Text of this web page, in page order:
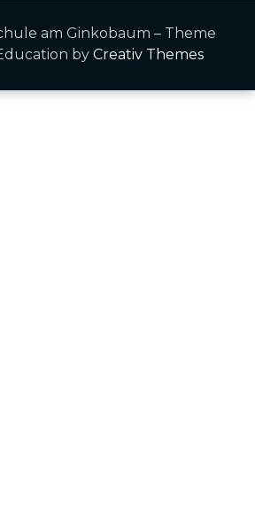
am Ginkobaum – Theme
by Creativ Themes